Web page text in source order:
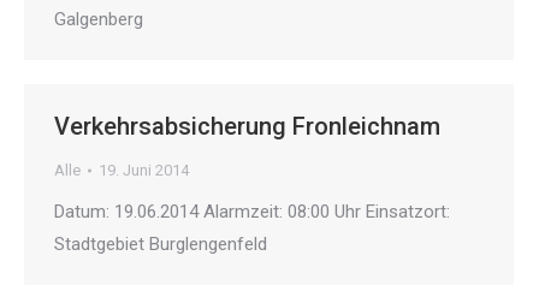
Galgenberg
Verkehrsabsicherung Fronleichnam
Alle 19. Juni 2014
Datum: 19.06.2014 Alarmzeit: 08:00 Uhr Einsatzort:
Stadtgebiet Burglengenfeld